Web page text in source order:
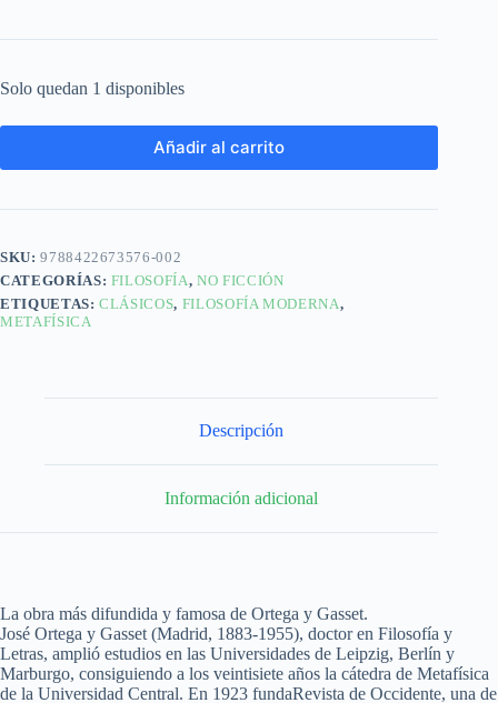
Solo quedan 1 disponibles
Añadir al carrito
SKU:9788422673576-002
CATEGORÍAS: FILOSOFÍA, NO FICCIÓN
ETIQUETAS:CLÁSICOS, FILOSOFÍA MODERNA,
METAFÍSICA
Descripción
Información adicional
La obra más difundida y famosa de Ortega y Gasset.
José Ortega y Gasset (Madrid, 1883-1955), doctor en Filosofía y
Letras, amplió estudios en las Universidades de Leipzig, Berlín y
Marburgo, consiguiendo a los veintisiete años la cátedra de Metafísica
de la Universidad Central. En 1923 fundaRevista de Occidente, una de